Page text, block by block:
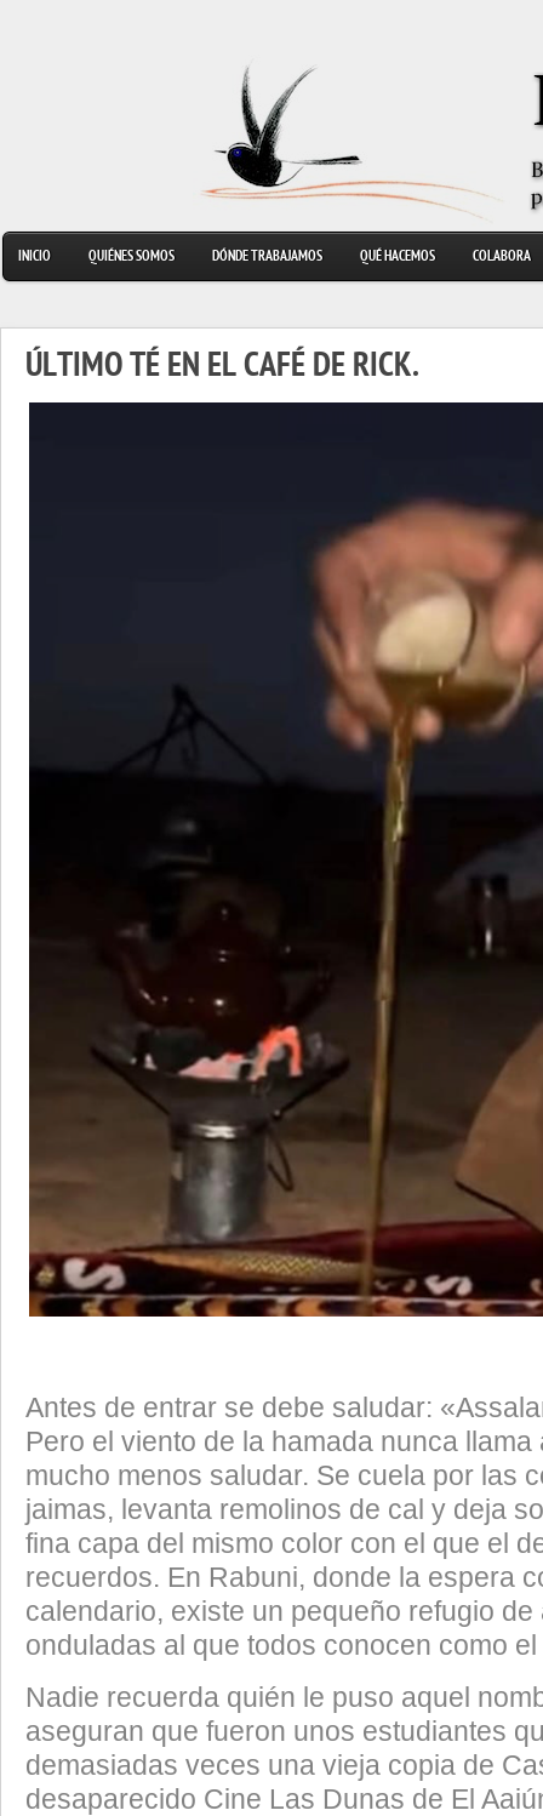
INICIO QUIÉNES SOMOS DÓNDE TRABAJAMOS QUÉ HACEMOS COLABORA
ÚLTIMO TÉ EN EL CAFÉ DE RICK.
Antes de entrar se debe saludar:
Pero el viento de la hamada nunca
mucho menos saludar. Se cuela por las
jaimas, levanta remolinos de cal y deja
fina capa del mismo color con el que el
recuerdos. En Rabuni, donde la espera
calendario, existe un pequeño refugio
onduladas al que todos conocen como
​Nadie recuerda quién le puso aquel
aseguran que fueron unos estudiantes
demasiadas veces una vieja copia de
desaparecido Cine Las Dunas de El